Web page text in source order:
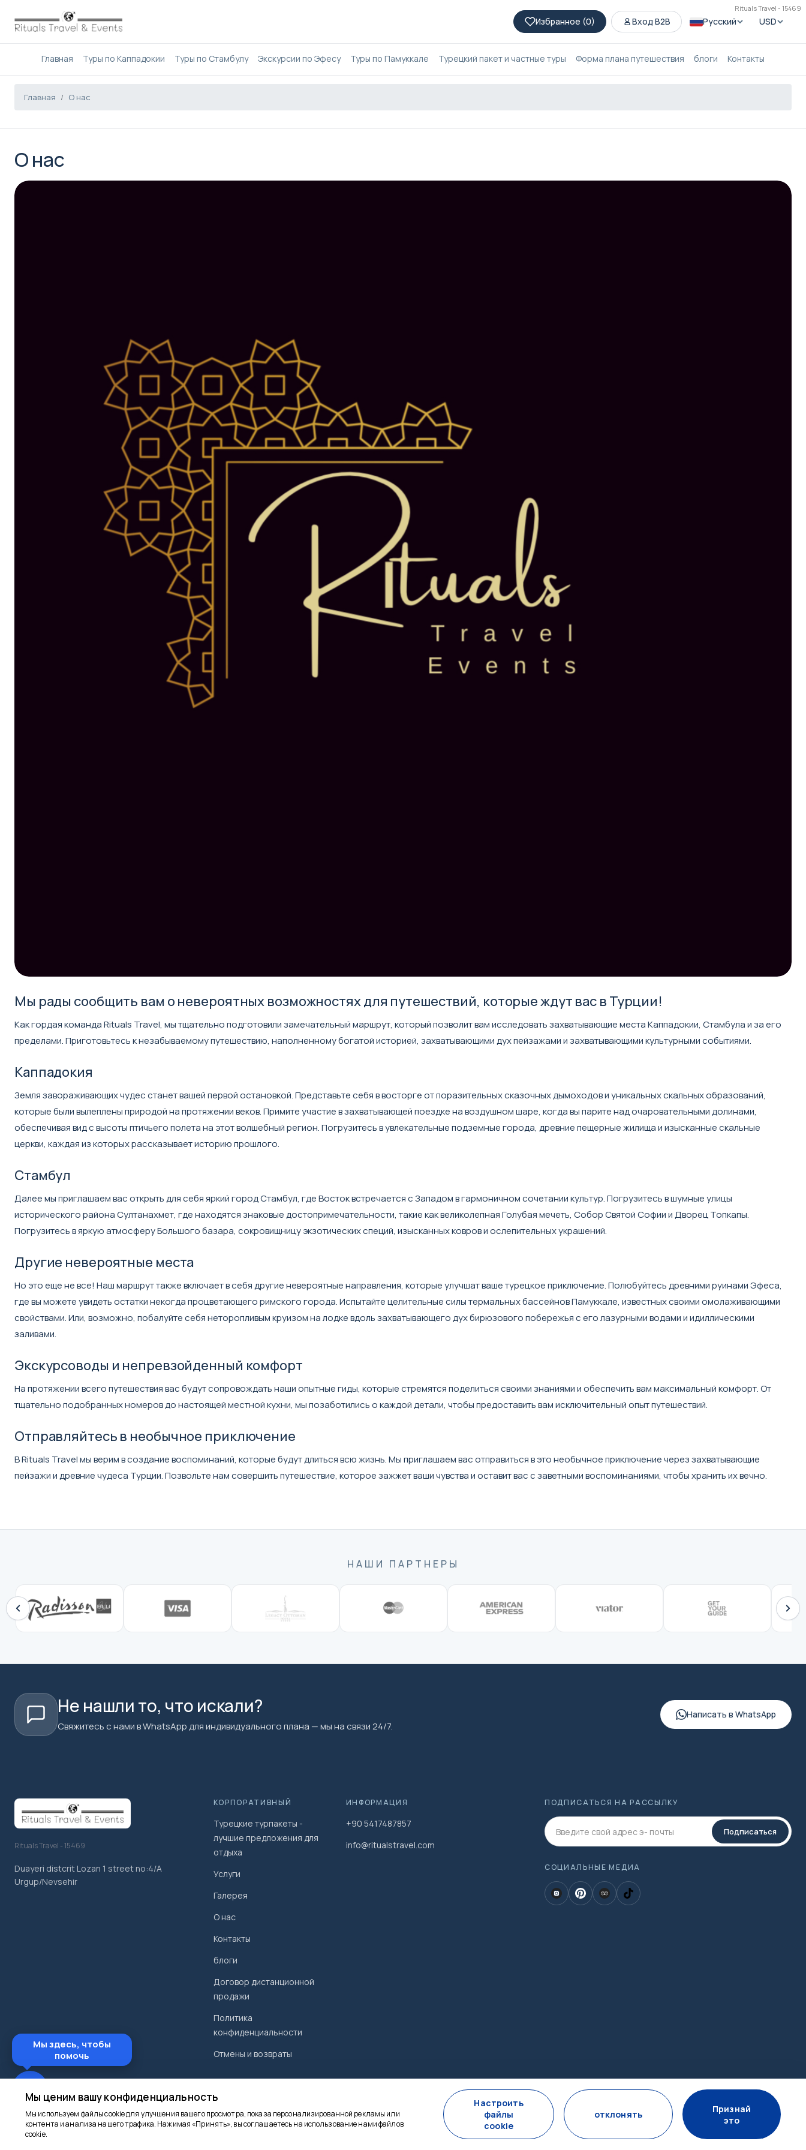
Rituals Travel - 15469
Избранное (0) Вход B2B Русский USD
Главная Туры по Каппадокии Туры по Стамбулу Экскурсии по Эфесу Туры по Памуккале Турецкий пакет и частные туры Форма плана путешествия блоги Контакты
Главная О нас
О нас
Мы рады сообщить вам о невероятных возможностях для путешествий, которые ждут вас в Турции!
Как гордая команда Rituals Travel, мы тщательно подготовили замечательный маршрут, который позволит вам исследовать захватывающие места Каппадокии, Стамбула и за его
пределами. Приготовьтесь к незабываемому путешествию, наполненному богатой историей, захватывающими дух пейзажами и захватывающими культурными событиями.
Каппадокия
Земля завораживающих чудес станет вашей первой остановкой. Представьте себя в восторге от поразительных сказочных дымоходов и уникальных скальных образований,
которые были вылеплены природой на протяжении веков. Примите участие в захватывающей поездке на воздушном шаре, когда вы парите над очаровательными долинами,
обеспечивая вид с высоты птичьего полета на этот волшебный регион. Погрузитесь в увлекательные подземные города, древние пещерные жилища и изысканные скальные
церкви, каждая из которых рассказывает историю прошлого.
Стамбул
Далее мы приглашаем вас открыть для себя яркий город Стамбул, где Восток встречается с Западом в гармоничном сочетании культур. Погрузитесь в шумные улицы
исторического района Султанахмет, где находятся знаковые достопримечательности, такие как великолепная Голубая мечеть, Собор Святой Софии и Дворец Топкапы.
Погрузитесь в яркую атмосферу Большого базара, сокровищницу экзотических специй, изысканных ковров и ослепительных украшений.
Другие невероятные места
Но это еще не все! Наш маршрут также включает в себя другие невероятные направления, которые улучшат ваше турецкое приключение. Полюбуйтесь древними руинами Эфеса,
где вы можете увидеть остатки некогда процветающего римского города. Испытайте целительные силы термальных бассейнов Памуккале, известных своими омолаживающими
свойствами. Или, возможно, побалуйте себя неторопливым круизом на лодке вдоль захватывающего дух бирюзового побережья с его лазурными водами и идиллическими
заливами.
Экскурсоводы и непревзойденный комфорт
На протяжении всего путешествия вас будут сопровождать наши опытные гиды, которые стремятся поделиться своими знаниями и обеспечить вам максимальный комфорт. От
тщательно подобранных номеров до настоящей местной кухни, мы позаботились о каждой детали, чтобы предоставить вам исключительный опыт путешествий.
Отправляйтесь в необычное приключение
В Rituals Travel мы верим в создание воспоминаний, которые будут длиться всю жизнь. Мы приглашаем вас отправиться в это необычное приключение через захватывающие
пейзажи и древние чудеса Турции. Позвольте нам совершить путешествие, которое зажжет ваши чувства и оставит вас с заветными воспоминаниями, чтобы хранить их вечно.
НАШИ ПАРТНЕРЫ
Не нашли то, что искали?
Свяжитесь с нами в WhatsApp для индивидуального плана — мы на связи 24/7.
Написать в WhatsApp
Rituals Travel - 15469
Duayeri distcrit Lozan 1 street no:4/A
Urgup/Nevsehir
КОРПОРАТИВНЫЙ
Турецкие турпакеты -
лучшие предложения для
отдыха
Услуги
Галерея
О нас
Контакты
блоги
Договор дистанционной
продажи
Политика
конфиденциальности
Отмены и возвраты
ИНФОРМАЦИЯ
+90 5417487857
info@ritualstravel.com
ПОДПИСАТЬСЯ НА РАССЫЛКУ
Подписаться
СОЦИАЛЬНЫЕ МЕДИА
Мы ценим вашу конфиденциальность
Мы используем файлы cookie для улучшения вашего просмотра, показа персонализированной рекламы или
контента и анализа нашего трафика. Нажимая «Принять», вы соглашаетесь на использование нами файлов
cookie.
Настроить
файлы
cookie
отклонять
Признай
это
Мы здесь, чтобы
помочь